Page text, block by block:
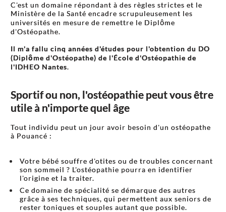
C'est un domaine répondant à des règles strictes et le
Ministère de la Santé encadre scrupuleusement les
universités en mesure de remettre le Diplôme
d'Ostéopathe.
Il m'a fallu cinq années d'études pour l'obtention du DO
(Diplôme d'Ostéopathe) de l'École d'Ostéopathie de
l'IDHEO Nantes.
Sportif ou non, l'ostéopathie peut vous être
utile à n'importe quel âge
Tout individu peut un jour avoir besoin d'un ostéopathe
à Pouancé :
Votre bébé souffre d'otites ou de troubles concernant
son sommeil ? L'ostéopathie pourra en identifier
l'origine et la traiter.
Ce domaine de spécialité se démarque des autres
grâce à ses techniques, qui permettent aux seniors de
rester toniques et souples autant que possible.